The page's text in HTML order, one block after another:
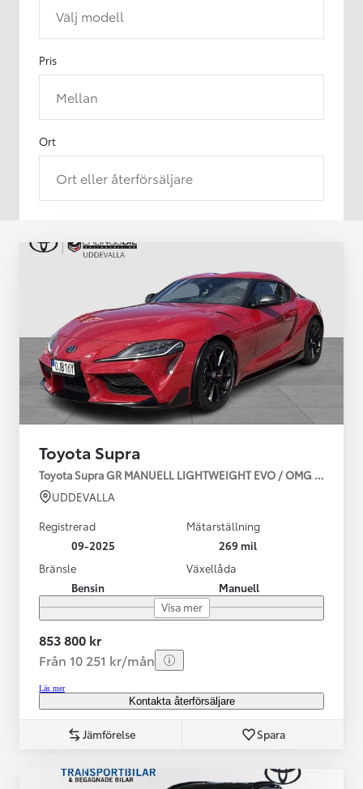
Välj modell
Pris
Mellan
Ort
Ort eller återförsäljare
Toyota Supra
Toyota Supra GR MANUELL LIGHTWEIGHT EVO / OMG LEV!
UDDEVALLA
Registrerad
09-2025
Mätarställning
269 mil
Bränsle
Bensin
Växellåda
Manuell
Visa mer
853 800 kr
Från 10 251 kr/mån
Läs mer
Kontakta återförsäljare
Jämförelse Spara